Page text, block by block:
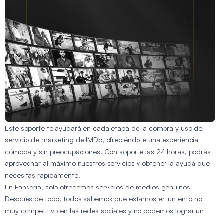
Este soporte te ayudará en cada etapa de la compra y uso del
servicio de marketing de IMDb, ofreciéndote una experiencia
cómoda y sin preocupaciones. Con soporte las 24 horas, podrás
aprovechar al máximo nuestros servicios y obtener la ayuda que
necesitas rápidamente.
En Fansoria, solo ofrecemos servicios de medios genuinos.
Después de todo, todos sabemos que estamos en un entorno
muy competitivo en las redes sociales y no podemos lograr un